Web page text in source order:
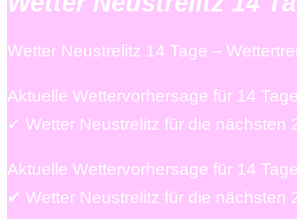
Wetter Neustrelitz 14 Tage –
Aktuelle Wettervorhersage für 14
✓ Wetter Neustrelitz für die nächsten
Aktuelle Wettervorhersage für 14
✔ Wetter Neustrelitz für die nächsten